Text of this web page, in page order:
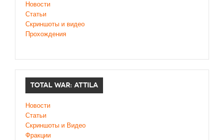
Новости
Статьи
Скриншоты и видео
Прохождения
TOTAL WAR: ATTILA
Новости
Статьи
Скриншоты и Видео
Фракции